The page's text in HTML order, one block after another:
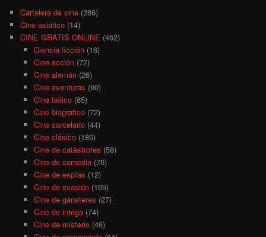
Cartelera de cine (286)
Cine asiático (14)
CINE GRATIS ONLINE (462)
Ciencia ficción(16)
Cine acción(72)
Cine alemán(26)
Cine aventuras (90)
Cine bélico(65)
Cine biográfico(72)
Cine carcelario(44)
Cine clásico(186)
Cine de catástrofes (58)
Cine de comedia(76)
Cine de espías (12)
Cine de evasión(169)
Cine de gánsteres (27)
Cine de intriga(74)
Cine de misterio(46)